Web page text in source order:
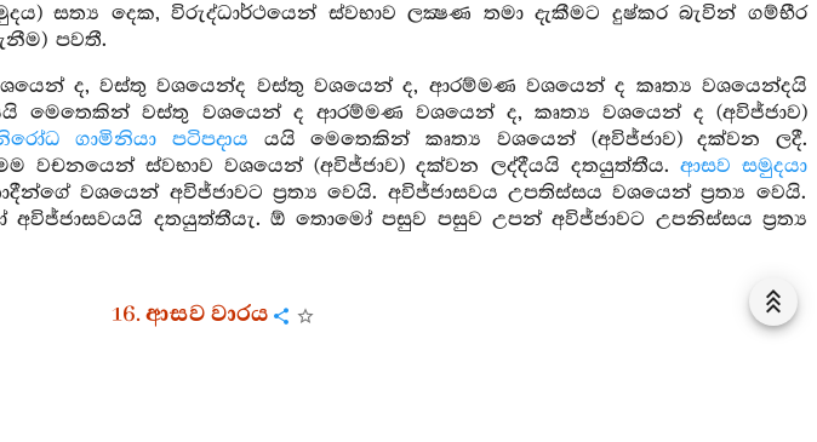
සත්‍ය දෙක, විරුද්ධාර්ථයෙන් ස්වභාව ලක්‍ෂණ තමා දැකීමට දුෂ්කර බැවින් ගම්භීර
පවතී.
ද, වස්තු වශයෙන්ද වස්තු වශයෙන් ද, ආරම්මණ වශයෙන් ද කෘත්‍ය වශයෙන්දයි
මෙතෙකින් වස්තු වශයෙන් ද ආරම්මණ වශයෙන් ද, කෘත්‍ය වශයෙන් ද (අවිජ්ජාව)
ගාමිනියා පටිපදාය යයි මෙතෙකින් කෘත්‍ය වශයෙන් (අවිජ්ජාව) දක්වන ලදී.
වචනයෙන් ස්වභාව වශයෙන් (අවිජ්ජාව) දක්වන ලද්දීයයි දතයුත්තීය. ආසව සමුදයා
වශයෙන් අවිජ්ජාවට ප්‍රත්‍ය වෙයි. අවිජ්ජාසවය උපතිස්සය වශයෙන් ප්‍රත්‍ය වෙයි.
දතයුත්තීයැ. ඕ තොමෝ පසුව පසුව උපන් අවිජ්ජාවට උපනිස්සය ප්‍රත්‍ය
16. ආසව වාරය